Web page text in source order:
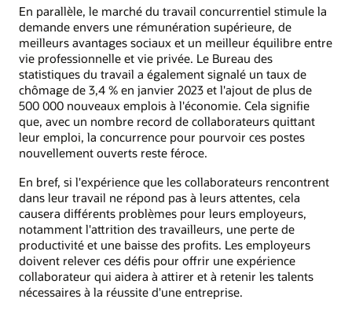
En parallèle, le marché du travail concurrentiel stimule la
demande envers une rémunération supérieure, de
meilleurs avantages sociaux et un meilleur équilibre entre
vie professionnelle et vie privée. Le Bureau des
statistiques du travail a également signalé un taux de
chômage de 3,4 % en janvier 2023 et l'ajout de plus de
500 000 nouveaux emplois à l'économie. Cela signifie
que, avec un nombre record de collaborateurs quittant
leur emploi, la concurrence pour pourvoir ces postes
nouvellement ouverts reste féroce.
En bref, si l'expérience que les collaborateurs rencontrent
dans leur travail ne répond pas à leurs attentes, cela
causera différents problèmes pour leurs employeurs,
notamment l'attrition des travailleurs, une perte de
productivité et une baisse des profits. Les employeurs
doivent relever ces défis pour offrir une expérience
collaborateur qui aidera à attirer et à retenir les talents
nécessaires à la réussite d'une entreprise.